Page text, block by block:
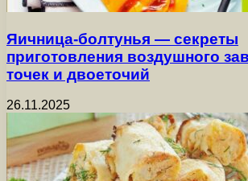
Яичница-болтунья — секреты
приготовления воздушного
точек и двоеточий
26.11.2025